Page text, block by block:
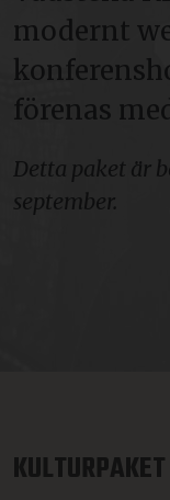
modernt
förenas
Detta paket är
september.